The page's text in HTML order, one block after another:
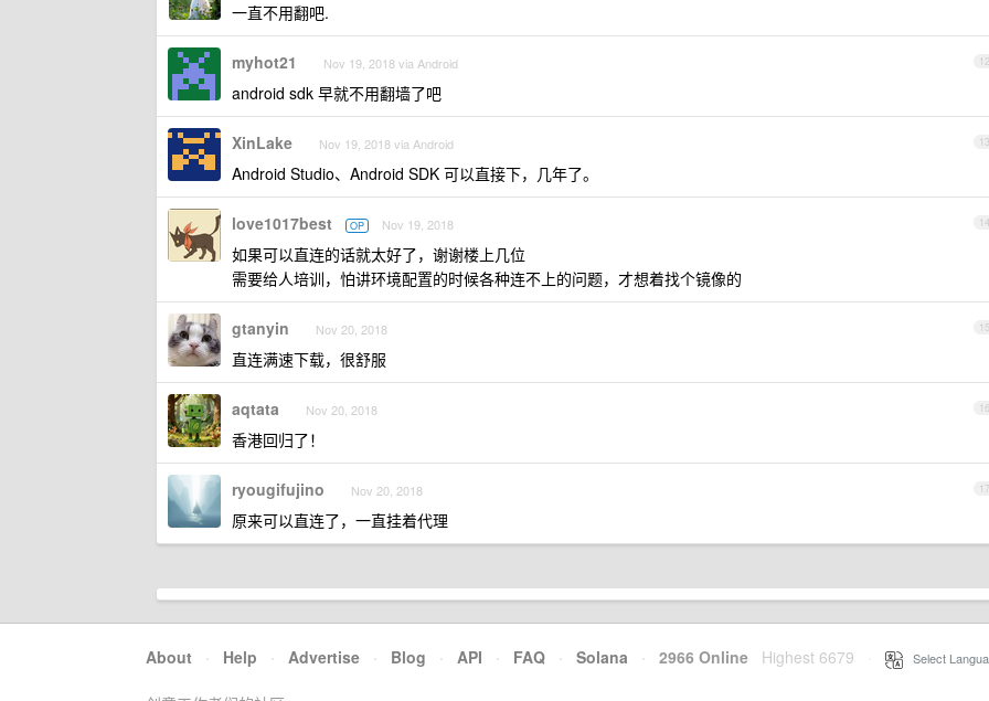
一直不用翻吧.
12
myhot21 Nov 19, 2018 via Android
android sdk 早就不用翻墙了吧
13
XinLake Nov 19, 2018 via Android
Android Studio、Android SDK 可以直接下，几年了。
14
love1017best OP Nov 19, 2018
如果可以直连的话就太好了，谢谢楼上几位
需要给人培训，怕讲环境配置的时候各种连不上的问题，才想着找个镜像的
15
gtanyin Nov 20, 2018
直连满速下载，很舒服
16
aqtata Nov 20, 2018
香港回归了！
17
ryougifujino Nov 20, 2018
原来可以直连了，一直挂着代理
About · Help · Advertise · Blog · API · FAQ · Solana · 2966 Online Highest 6679 Select